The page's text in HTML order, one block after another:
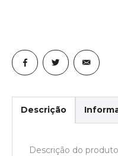
Descrição
Descrição do produto